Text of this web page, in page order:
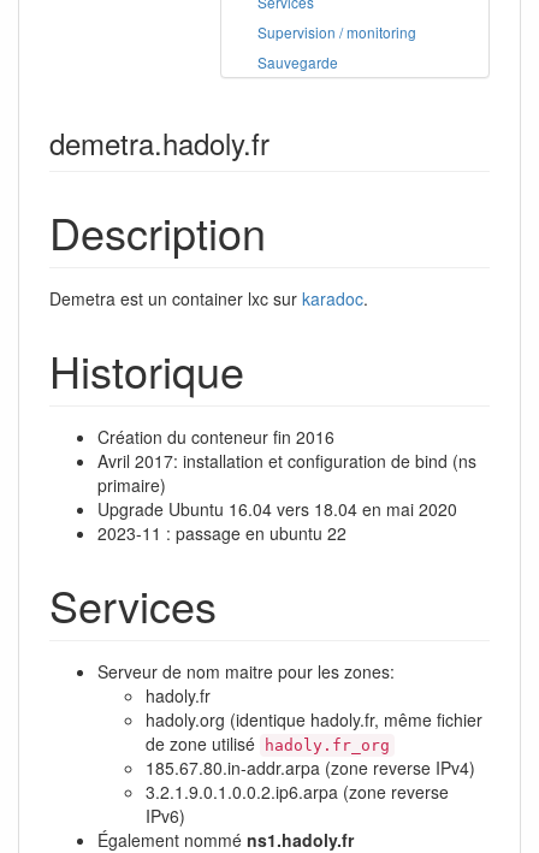
Supervision / monitoring
Sauvegarde
demetra.hadoly.fr
Description
Demetra est un container lxc sur karadoc.
Historique
Création du conteneur fin 2016
Avril 2017: installation et configuration de bind (ns
primaire)
Upgrade Ubuntu 16.04 vers 18.04 en mai 2020
2023-11 : passage en ubuntu 22
Services
Serveur de nom maitre pour les zones:
hadoly.fr
hadoly.org (identique hadoly.fr, même fichier
de zone utilisé
hadoly.fr_org
185.67.80.in-addr.arpa (zone reverse IPv4)
3.2.1.9.0.1.0.0.2.ip6.arpa (zone reverse
IPv6)
Également nommé ns1.hadoly.fr